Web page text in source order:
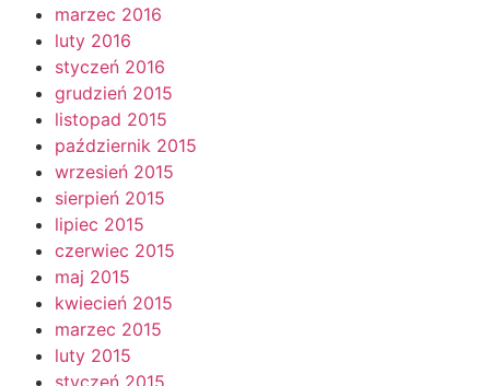
marzec 2016
luty 2016
styczeń 2016
grudzień 2015
listopad 2015
październik 2015
wrzesień 2015
sierpień 2015
lipiec 2015
czerwiec 2015
maj 2015
kwiecień 2015
marzec 2015
luty 2015
styczeń 2015